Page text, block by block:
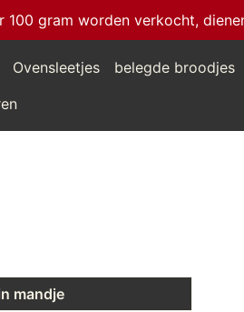
100 gram worden verkocht,
Ovensleetjes belegde broodjes
mandje